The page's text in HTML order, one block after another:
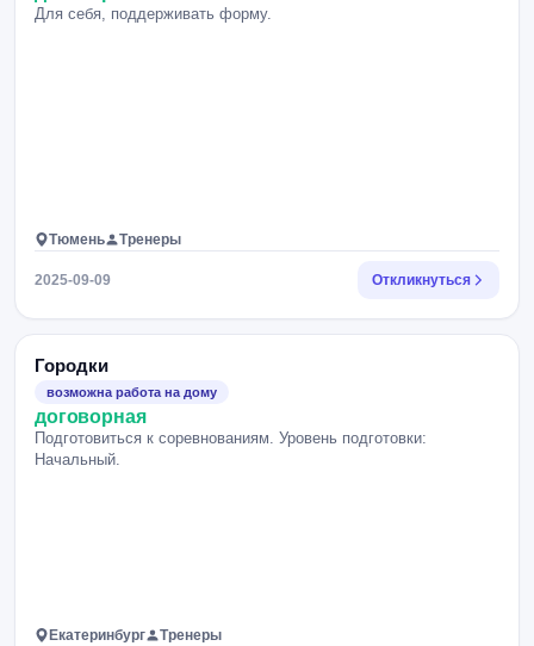
Для себя, поддерживать форму.
Тюмень Тренеры
2025-09-09 Откликнуться
Городки
возможна работа на дому
договорная
Подготовиться к соревнованиям. Уровень подготовки:
Начальный.
Екатеринбург Тренеры